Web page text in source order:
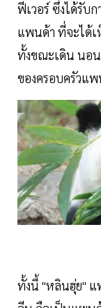
ฟีเวอร์ ซึ่งได้รับ
แพนด้า ที่จะได้
ทั้งขณะเดิน นอ
ของครอบครัวแ
ทั้งนี้ "หลินฮุ่ย" แ